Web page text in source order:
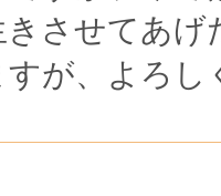
きさせてあ
すが、よろ